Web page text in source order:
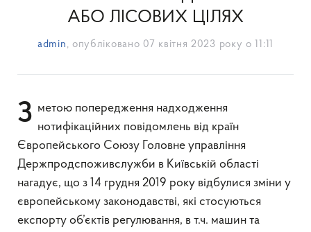
АБО ЛІСОВИХ ЦІЛЯХ
admin , опубліковано 07 квітня 2023 року о 11:11
З метою попередження надходження нотифікаційних повідомлень від країн
Європейського Союзу Головне управління
Держпродспоживслужби в Київській області
нагадує, що з 14 грудня 2019 року відбулися зміни у
європейському законодавстві, які стосуються
експорту об’єктів регулювання, в т.ч. машин та